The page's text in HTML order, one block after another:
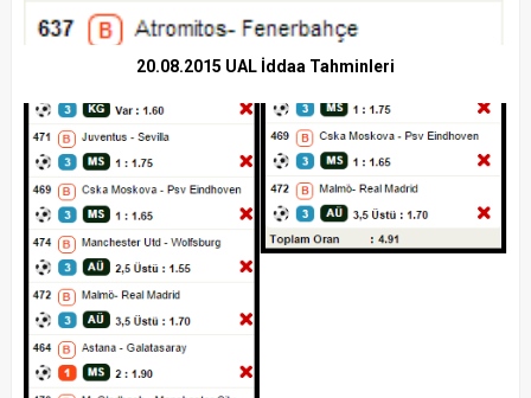
20.08.2015 UAL İddaa Tahminleri